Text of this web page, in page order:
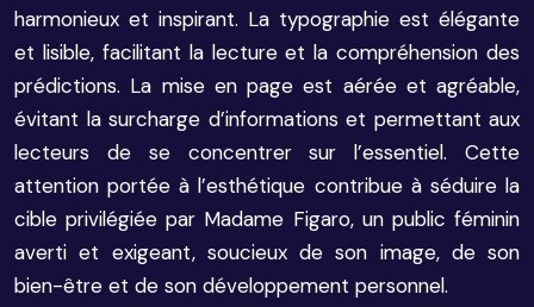
harmonieux et inspirant. La typographie est élégante
et lisible, facilitant la lecture et la compréhension des
prédictions. La mise en page est aérée et agréable,
évitant la surcharge d’informations et permettant aux
lecteurs de se concentrer sur l’essentiel. Cette
attention portée à l’esthétique contribue à séduire la
cible privilégiée par Madame Figaro, un public féminin
averti et exigeant, soucieux de son image, de son
bien-être et de son développement personnel.